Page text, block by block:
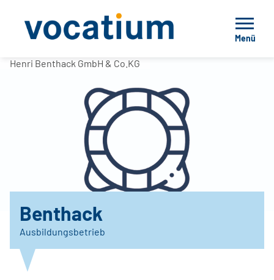
Menü
Henri Benthack GmbH & Co.KG
Benthack
Ausbildungsbetrieb